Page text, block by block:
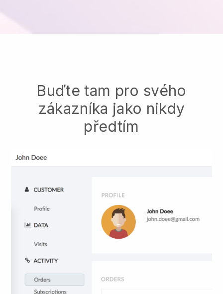
Buďte tam pro svého
zákazníka jako nikdy
předtím